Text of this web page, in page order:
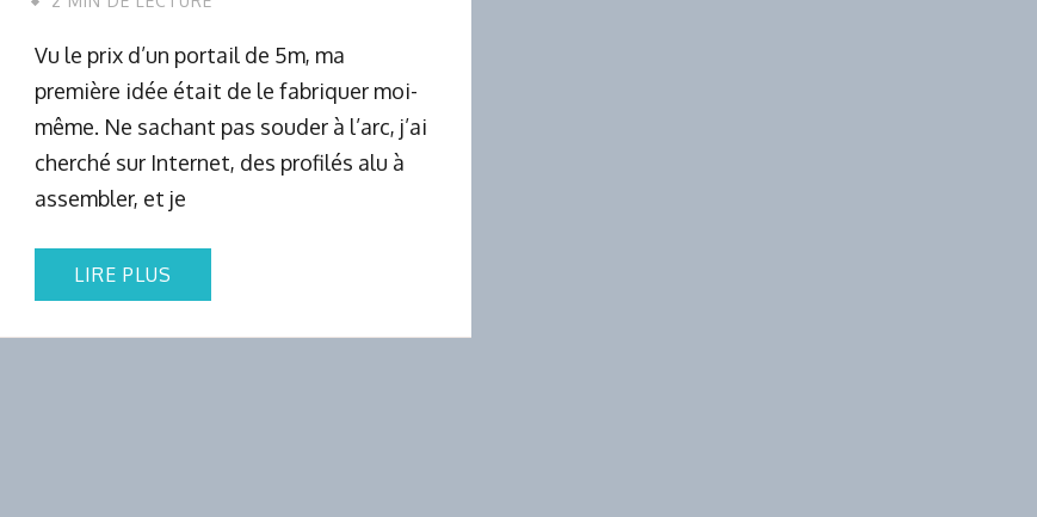
Vu le prix d’un portail de 5m, ma
première idée était de le fabriquer moi-
même. Ne sachant pas souder à l’arc, j’ai
cherché sur Internet, des profilés alu à
assembler, et je
LIRE PLUS